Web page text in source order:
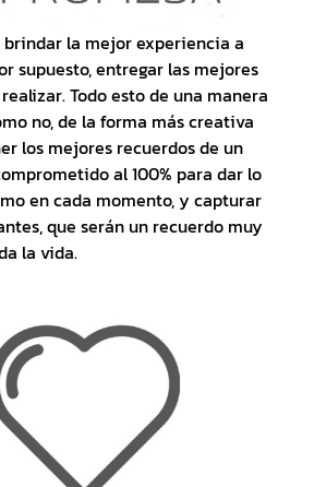
la mejor experiencia a
supuesto, entregar las mejores
Todo esto de una manera
no, de la forma más creativa
los mejores recuerdos de un
al 100% para dar lo
en cada momento, y capturar
que serán un recuerdo muy
la vida.